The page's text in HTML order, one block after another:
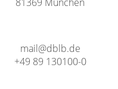
mail@dblb.de
+49 89 130100-0